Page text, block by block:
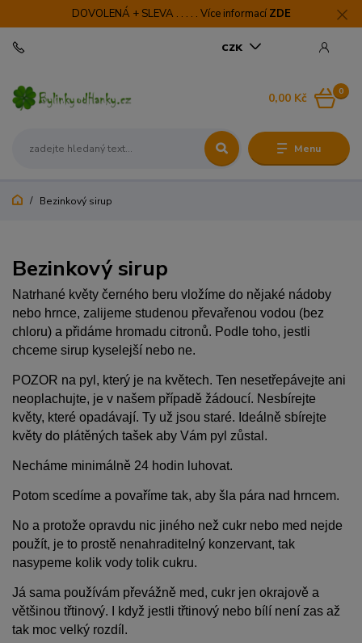
DOVOLENÁ + SLEVA . . . . . Více informací ZDE
Menu
CZK
0
0,00 Kč
Bezinkový sirup
Bezinkový sirup
Natrhané květy černého beru vložíme do nějaké nádoby
nebo hrnce, zalijeme studenou převařenou vodou (bez
chloru) a přidáme hromadu citronů. Podle toho, jestli
chceme sirup kyselejší nebo ne.
POZOR na pyl, který je na květech. Ten nesetřepávejte ani
neoplachujte, je v našem případě žádoucí. Nesbírejte
květy, které opadávají. Ty už jsou staré. Ideálně sbírejte
květy do plátěných tašek aby Vám pyl zůstal.
Necháme minimálně 24 hodin luhovat.
Potom scedíme a povaříme tak, aby šla pára nad hrncem.
No a protože opravdu nic jiného než cukr nebo med nejde
použít, je to prostě nenahraditelný konzervant, tak
nasypeme kolik vody tolik cukru.
Já sama používám převážně med, cukr jen okrajově a
většinou třtinový. I když jestli třtinový nebo bílí není zas až
tak moc velký rozdíl.